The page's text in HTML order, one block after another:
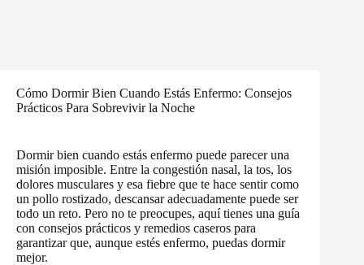
Cómo Dormir Bien Cuando Estás Enfermo: Consejos
Prácticos Para Sobrevivir la Noche
Dormir bien cuando estás enfermo puede parecer una
misión imposible. Entre la congestión nasal, la tos, los
dolores musculares y esa fiebre que te hace sentir como
un pollo rostizado, descansar adecuadamente puede ser
todo un reto. Pero no te preocupes, aquí tienes una guía
con consejos prácticos y remedios caseros para
garantizar que, aunque estés enfermo, puedas dormir
mejor.